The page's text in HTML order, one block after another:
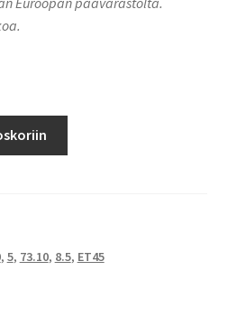
, 5, 73.10, 8.5, ET45